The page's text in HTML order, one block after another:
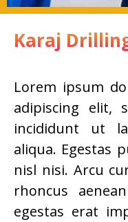
Karaj
Lorem ipsum
adipiscing elit,
incididunt ut
aliqua. Egestas
nisl nisi. Arcu
rhoncus
egestas erat